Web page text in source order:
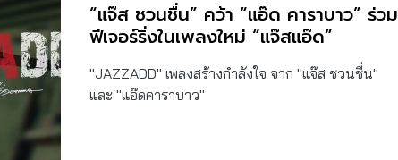
“แจ๊ส ชวนชื่น” คว้า “แอ๊ด คาราบาว” ร่วม
ฟีเจอร์ริ่งในเพลงใหม่ “แจ๊สแอ๊ด”
"JAZZADD" เพลงสร้างกำลังใจ จาก "แจ๊ส ชวนชื่น"
และ "แอ๊ดคาราบาว"